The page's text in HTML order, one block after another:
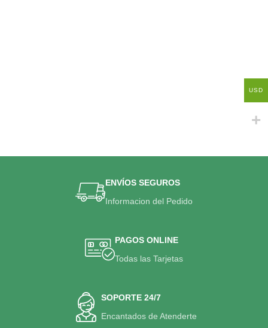
ENVÍOS SEGUROS
Informacion del Pedido
PAGOS ONLINE
Todas las Tarjetas
SOPORTE 24/7
Encantados de Atenderte
USD